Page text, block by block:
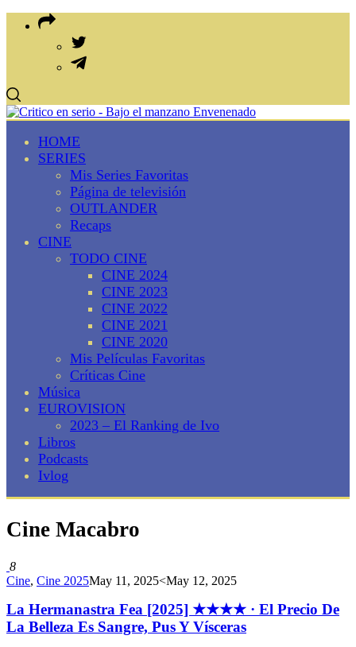
HOME
SERIES
Mis Series Favoritas
Página de televisión
OUTLANDER
Recaps
CINE
TODO CINE
CINE 2024
CINE 2023
CINE 2022
CINE 2021
CINE 2020
Mis Películas Favoritas
Críticas Cine
Música
EUROVISION
2023 – El Ranking de Ivo
Libros
Podcasts
Ivlog
Cine Macabro
8
Cine, Cine 2025May 11, 2025<May 12, 2025
La Hermanastra Fea [2025] ★★★★ · El Precio De
La Belleza Es Sangre, Pus Y Vísceras